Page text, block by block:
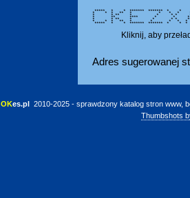
***** * * ******* *******
* * * ** * * * * *
* * ** * * * * *
* ** **** * * * *
* * ** * * * *
* * * ** * * * * *
***** * * ******* *******
Kliknij, aby
Adres sugerowanej
OKes.pl 2010-2025 - sprawdzony katalog stron www,
Thumbshots